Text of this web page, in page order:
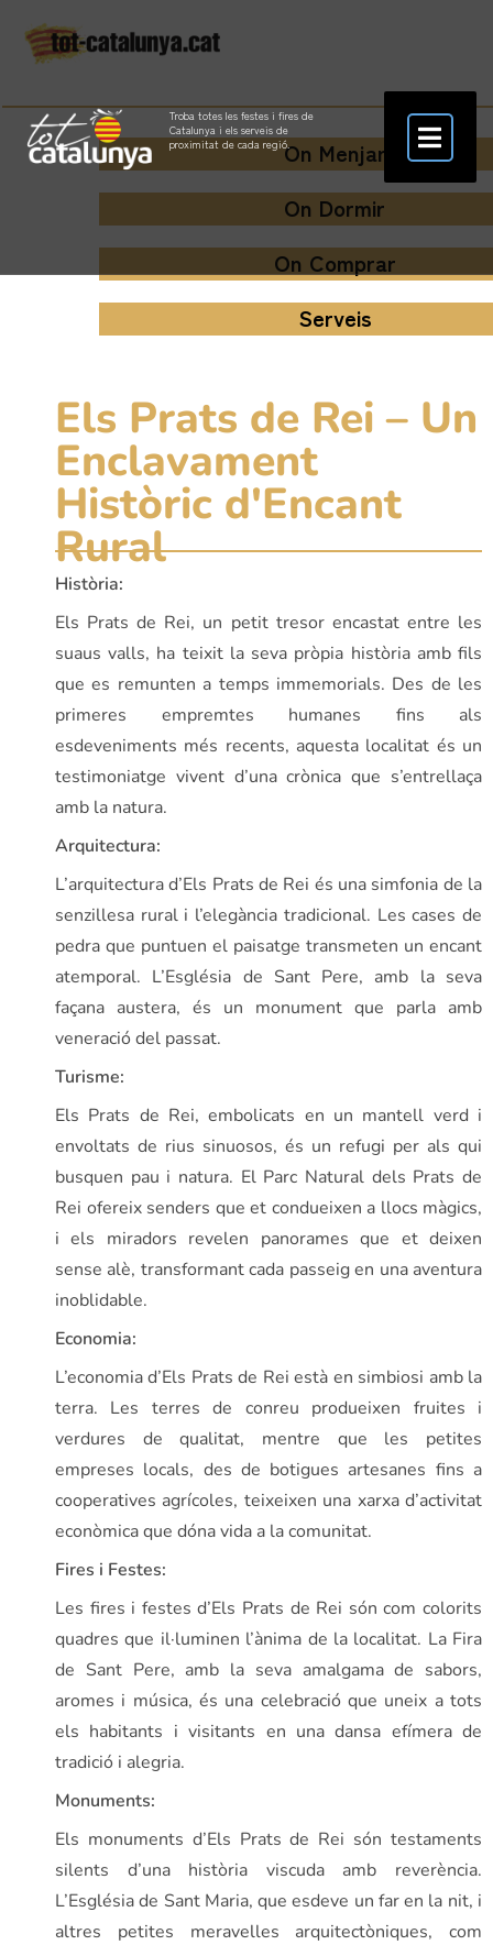
Troba totes les festes i fires de
Catalunya i els serveis de
proximitat de cada regió.On Menjar
On Dormir
On Comprar
Serveis
Els Prats de Rei – Un
Enclavament
Històric d'Encant
Rural
Història:
Els Prats de Rei, un petit tresor encastat entre les
suaus valls, ha teixit la seva pròpia història amb fils
que es remunten a temps immemorials. Des de les
primeres empremtes humanes fins als
esdeveniments més recents, aquesta localitat és un
testimoniatge vivent d’una crònica que s’entrellaça
amb la natura.
Arquitectura:
L’arquitectura d’Els Prats de Rei és una simfonia de la
senzillesa rural i l’elegància tradicional. Les cases de
pedra que puntuen el paisatge transmeten un encant
atemporal. L’Església de Sant Pere, amb la seva
façana austera, és un monument que parla amb
veneració del passat.
Turisme:
Els Prats de Rei, embolicats en un mantell verd i
envoltats de rius sinuosos, és un refugi per als qui
busquen pau i natura. El Parc Natural dels Prats de
Rei ofereix senders que et condueixen a llocs màgics,
i els miradors revelen panorames que et deixen
sense alè, transformant cada passeig en una aventura
inoblidable.
Economia:
L’economia d’Els Prats de Rei està en simbiosi amb la
terra. Les terres de conreu produeixen fruites i
verdures de qualitat, mentre que les petites
empreses locals, des de botigues artesanes fins a
cooperatives agrícoles, teixeixen una xarxa d’activitat
econòmica que dóna vida a la comunitat.
Fires i Festes:
Les fires i festes d’Els Prats de Rei són com colorits
quadres que il·luminen l’ànima de la localitat. La Fira
de Sant Pere, amb la seva amalgama de sabors,
aromes i música, és una celebració que uneix a tots
els habitants i visitants en una dansa efímera de
tradició i alegria.
Monuments:
Els monuments d’Els Prats de Rei són testaments
silents d’una història viscuda amb reverència.
L’Església de Sant Maria, que esdeve un far en la nit, i
altres petites meravelles arquitectòniques, com